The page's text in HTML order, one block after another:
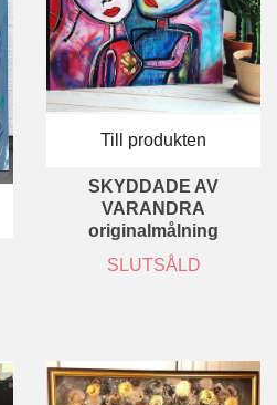
Till produkten
SKYDDADE AV
VARANDRA
originalmålning
SLUTSÅLD